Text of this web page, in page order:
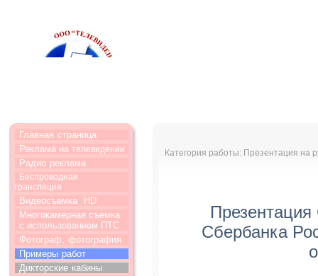
Главная страница
Реклама на телевидении
Радио реклама
Беспроводная
трансляция
Видеосъемка
HD
Многокамерная съемка
с использованием ПТС
Фотограф, фотография
Примеры работ
Дикторские кабины
Категория работы: Презентация на
Презентация
Сбербанка